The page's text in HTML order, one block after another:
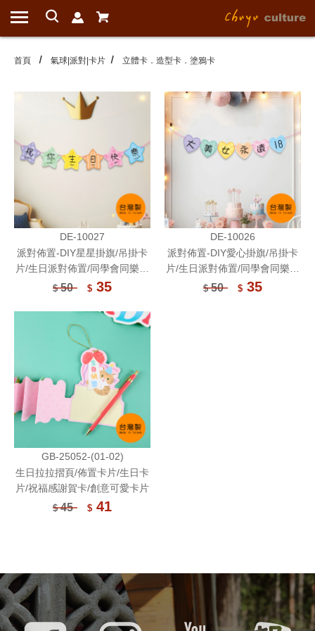
首頁 氣球|派對|卡片 立體卡．造型卡．塗鴉卡
DE-10027
派對佈置-DIY星星掛旗/吊掛卡
片/生日派對佈置/同學會同樂會
裝飾/紀念日節日聚會佈置
$50 $ 35
DE-10026
派對佈置-DIY愛心掛旗/吊掛卡
片/生日派對佈置/同學會同樂會
裝飾/紀念日節日聚會佈置
$50 $ 35
GB-25052-(01-02)
生日拉拉摺頁/佈置卡片/生日卡
片/祝福感謝賀卡/創意可愛卡片
$45 $ 41